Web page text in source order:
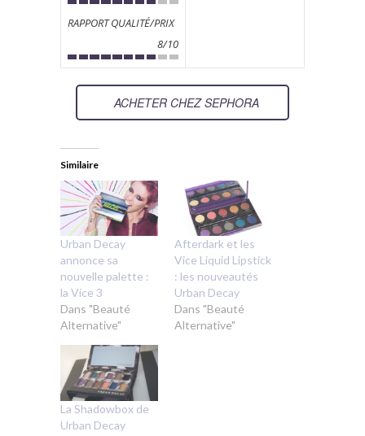
RAPPORT QUALITÉ/PRIX
8/10
ACHETER CHEZ SEPHORA
Similaire
Urban Decay
annonce sa
nouvelle palette :
la Vice 3
Dans "Beauté
Alternative"
Afterdark et les
Vice Liquid Lipstick
: les nouveautés
Urban Decay
Dans "Beauté
Alternative"
La Shadowbox de
Urban Decay